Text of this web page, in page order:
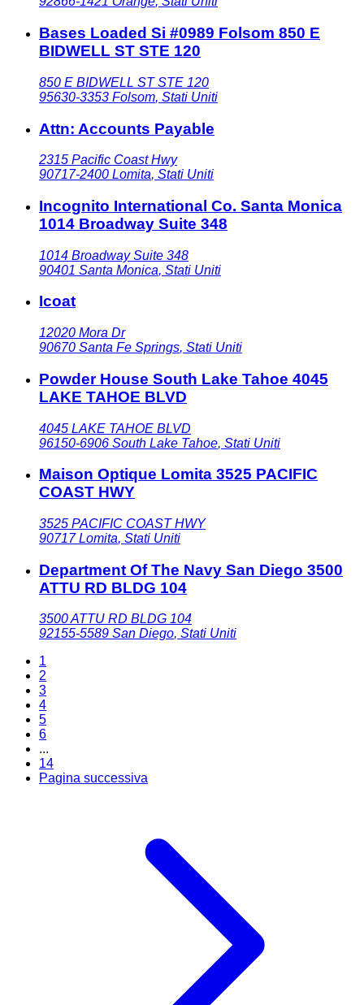
Bases Loaded Si #0989 Folsom 850 E
BIDWELL ST STE 120
850 E BIDWELL ST STE 120
95630-3353 Folsom, Stati Uniti
Attn: Accounts Payable
2315 Pacific Coast Hwy
90717-2400 Lomita, Stati Uniti
Incognito International Co. Santa Monica
1014 Broadway Suite 348
1014 Broadway Suite 348
90401 Santa Monica, Stati Uniti
Icoat
12020 Mora Dr
90670 Santa Fe Springs, Stati Uniti
Powder House South Lake Tahoe 4045
LAKE TAHOE BLVD
4045 LAKE TAHOE BLVD
96150-6906 South Lake Tahoe, Stati Uniti
Maison Optique Lomita 3525 PACIFIC
COAST HWY
3525 PACIFIC COAST HWY
90717 Lomita, Stati Uniti
Department Of The Navy San Diego 3500
ATTU RD BLDG 104
3500 ATTU RD BLDG 104
92155-5589 San Diego, Stati Uniti
1
2
3
4
5
6
...
14
Pagina successiva